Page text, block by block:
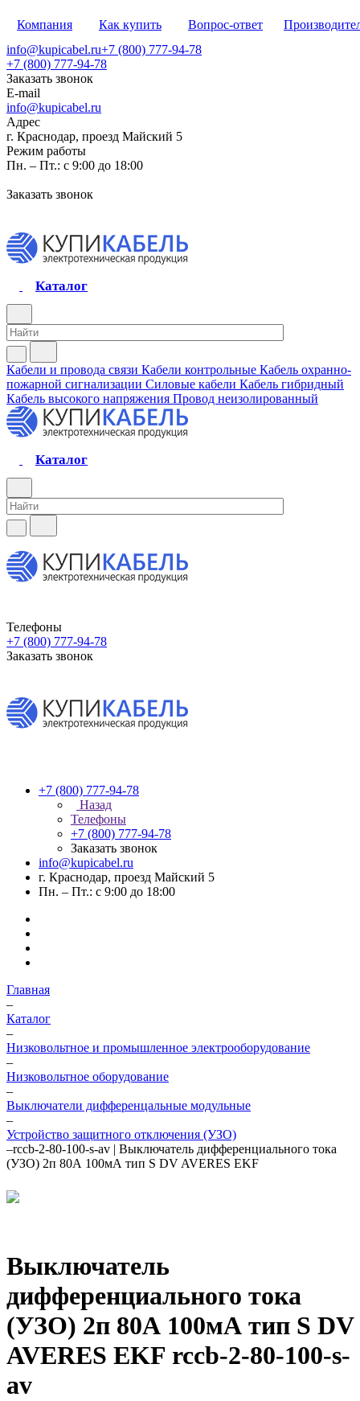
Компания Как купить Вопрос-ответ
info@kupicabel.ru+7 (800) 777-94-78
+7 (800) 777-94-78
Заказать звонок
E-mail
info@kupicabel.ru
Адрес
г. Краснодар, проезд Майский 5
Режим работы
Пн. – Пт.: с 9:00 до 18:00
Заказать звонок
Каталог
Кабели и провода связи Кабели контрольные Кабель охранно-
пожарной сигнализации Силовые кабели Кабель гибридный
Кабель высокого напряжения Провод неизолированный
Каталог
Телефоны
+7 (800) 777-94-78
Заказать звонок
+7 (800) 777-94-78
Назад
Телефоны
+7 (800) 777-94-78
Заказать звонок
info@kupicabel.ru
г. Краснодар, проезд Майский 5
Пн. – Пт.: с 9:00 до 18:00
Главная
–
Каталог
–
Низковольтное и промышленное электрооборудование
–
Низковольтное оборудование
–
Выключатели дифференцальные модульные
–
Устройство защитного отключения (УЗО)
–rccb-2-80-100-s-av | Выключатель дифференциального тока
(УЗО) 2п 80А 100мА тип S DV AVERES EKF
Выключатель
дифференциального тока
(УЗО) 2п 80А 100мА тип S DV
AVERES EKF rccb-2-80-100-s-
av